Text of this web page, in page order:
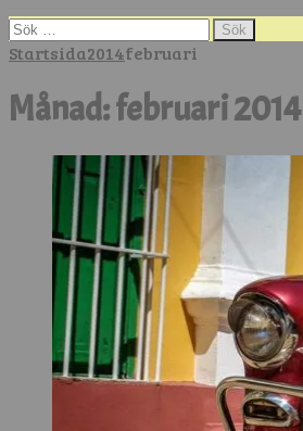
Sök
efter:
Startsida2014februari
Månad:februari 2014